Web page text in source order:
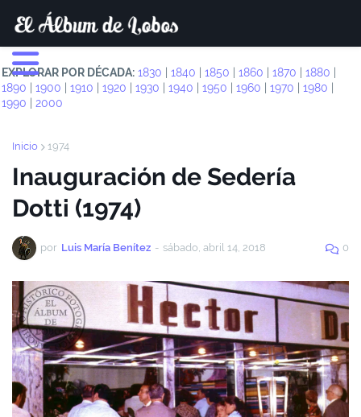
EXPLORAR POR DÉCADA: 1830 1840 1850 1860 1870 1880
1890
1900 1910 1920 1930 1940 1950 1960 1970 1980
1990
2000
Inicio 1974
Inauguración de Sedería
Dotti (1974)
por Luis María Benítez - sábado, abril 14, 2018 0